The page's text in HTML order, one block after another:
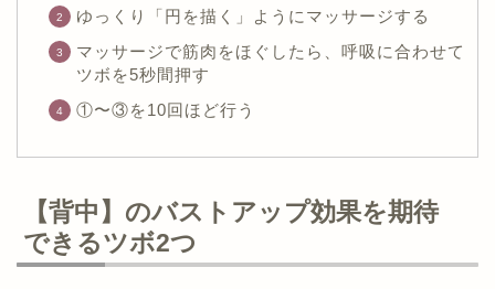
ゆっくり「円を描く」ようにマッサージする
マッサージで筋肉をほぐしたら、呼吸に合わせて
ツボを5秒間押す
①〜③を10回ほど行う
【背中】のバストアップ効果を期待
できるツボ2つ